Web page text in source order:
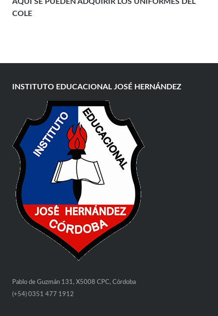
COLE
INSTITUTO EDUCACIONAL JOSÉ HERNÁNDEZ
Pablo de Guzmán 131, X5008 CPC, Córdoba
(+54) 0351 477 1912